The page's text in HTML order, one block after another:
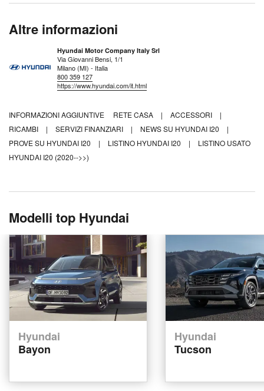
Altre informazioni
Hyundai Motor Company Italy Srl
Via Giovanni Bensi, 1/1
Milano (MI) - Italia
800 359 127
https://www.hyundai.com/it.html
INFORMAZIONI AGGIUNTIVE RETE CASA | ACCESSORI
|
RICAMBI
| SERVIZI FINANZIARI | NEWS SU HYUNDAI I20
|
PROVE SU HYUNDAI I20
| LISTINO HYUNDAI I20 |
LISTINO USATO
HYUNDAI I20 (2020-->>)
Modelli top Hyundai
Hyundai
Bayon
Hyundai
Tucson